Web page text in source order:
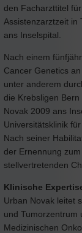
den Facharzttitel
Assistenzarztzeit in
ans Inselspital.
Nach einem
Cancer Genetics
unter anderem
die Krebsligen
Novak 2009 ans
Universitätsklinik
Nach seiner
der Ernennung
stellvertretenden
Klinische
Urban Novak leitet
und Tumorzentrum
Medizinischen